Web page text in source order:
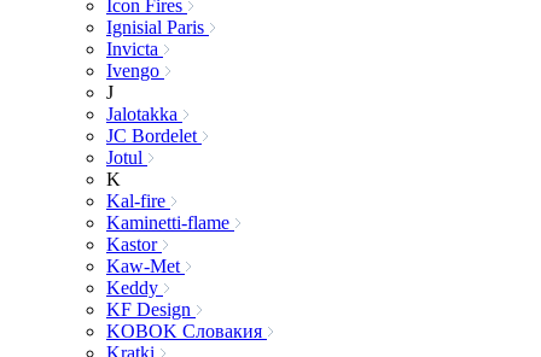
Icon Fires
Ignisial Paris
Invicta
Ivengo
J
Jalotakka
JC Bordelet
Jotul
K
Kal-fire
Kaminetti-flame
Kastor
Kaw-Met
Keddy
KF Design
KOBOK Словакия
Kratki